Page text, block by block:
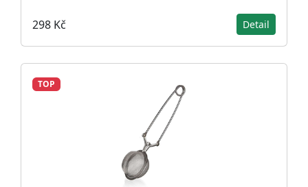
298 Kč Detail
TOP